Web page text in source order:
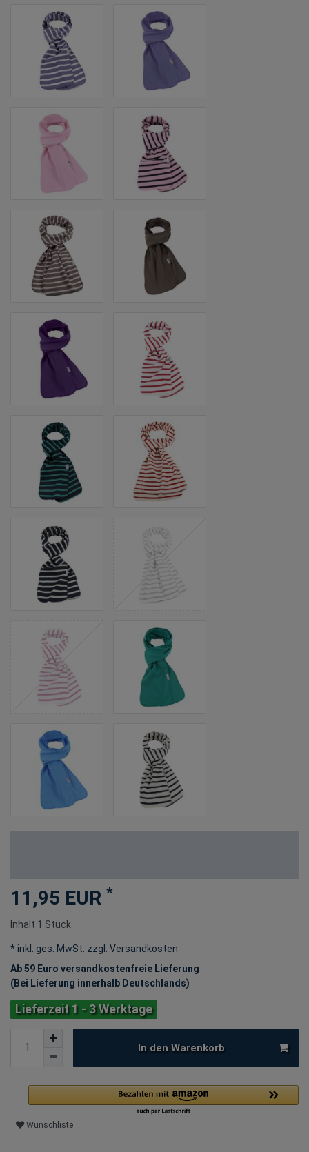
11,95 EUR *
Inhalt 1 Stück
* inkl. ges. MwSt. zzgl.
Versandkosten
Ab 59 Euro versandkostenfreie Lieferung
(Bei Lieferung innerhalb Deutschlands)
Lieferzeit 1 - 3 Werktage
In den Warenkorb
Wunschliste